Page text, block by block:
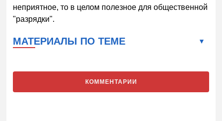
неприятное, то в целом полезное для общественной
"разрядки".
МАТЕРИАЛЫ ПО ТЕМЕ
КОММЕНТАРИИ